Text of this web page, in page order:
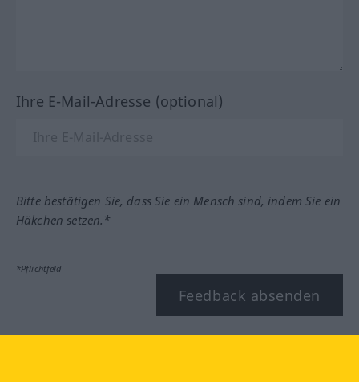
Ihre E-Mail-Adresse (optional)
Bitte bestätigen Sie, dass Sie ein Mensch sind, indem Sie ein
Häkchen setzen.*
*Pflichtfeld
Feedback absenden